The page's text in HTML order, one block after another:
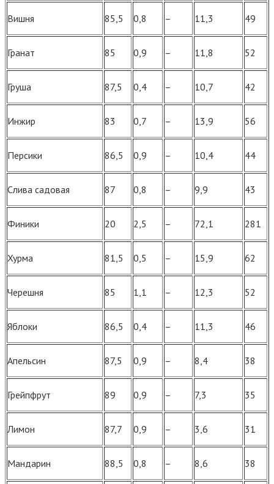
Вишня 85,5 0,8 – 11,3 49
Гранат 85 0,9 – 11,8 52
Груша 87,5 0,4 – 10,7 42
Инжир 83 0,7 – 13,9 56
Персики 86,5 0,9 – 10,4 44
Слива садовая 87 0,8 – 9,9 43
Финики 20 2,5 – 72,1 281
Хурма 81,5 0,5 – 15,9 62
Черешня 85 1,1 – 12,3 52
Яблоки 86,5 0,4 – 11,3 46
Апельсин 87,5 0,9 – 8,4 38
Грейпфрут 89 0,9 – 7,3 35
Лимон 87,7 0,9 – 3,6 31
Мандарин 88,5 0,8 – 8,6 38